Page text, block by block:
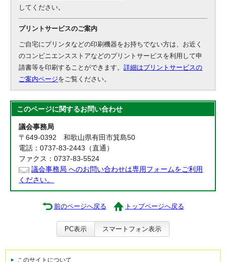
してください。
プリントサービスのご案内
ご自宅にプリンタなどの印刷機器をお持ちでない方は、お近く
のコンビニエンスストアなどのプリントサービスを利用して申
請書等を印刷することができます。詳細はプリントサービスの
ご案内ページをご覧ください。
このページに関するお問い合わせ
議会事務局
〒649-0392 和歌山県有田市箕島50
電話：0737-83-2443（直通）
ファクス：0737-83-5524
議会事務局 へのお問い合わせは専用フォームをご利用
ください。
前のページへ戻る トップページへ戻る
PC表示 スマートフォン表示
このサイトについて